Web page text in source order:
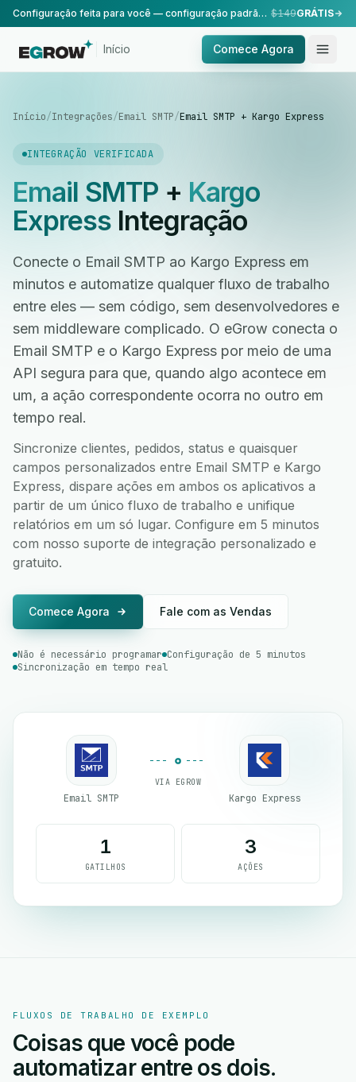
Configuração feita para você — configuração padrão, realizada pela nossa equipe. $149GRÁTIS
Início Comece Agora
Início/Integrações/Email SMTP/Email SMTP + Kargo Express
INTEGRAÇÃO VERIFICADA
Email SMTP+ Kargo
ExpressIntegração
Conecte o Email SMTP ao Kargo Express em
minutos e automatize qualquer fluxo de trabalho
entre eles — sem código, sem desenvolvedores e
sem middleware complicado. O eGrow conecta o
Email SMTP e o Kargo Express por meio de uma
API segura para que, quando algo acontece em
um, a ação correspondente ocorra no outro em
tempo real.
Sincronize clientes, pedidos, status e quaisquer
campos personalizados entre Email SMTP e Kargo
Express, dispare ações em ambos os aplicativos a
partir de um único fluxo de trabalho e unifique
relatórios em um só lugar. Configure em 5 minutos
com nosso suporte de integração personalizado e
gratuito.
Comece Agora Fale com as Vendas
Não é necessário programar Configuração de 5 minutos
Sincronização em tempo real
Email SMTP
VIA EGROW
Kargo Express
1
GATILHOS
3
AÇÕES
FLUXOS DE TRABALHO DE EXEMPLO
Coisas que você pode
automatizar entre os dois.